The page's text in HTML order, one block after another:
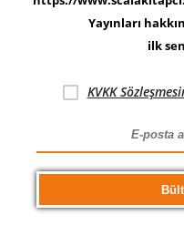
Yayınları
ilk
KVKK